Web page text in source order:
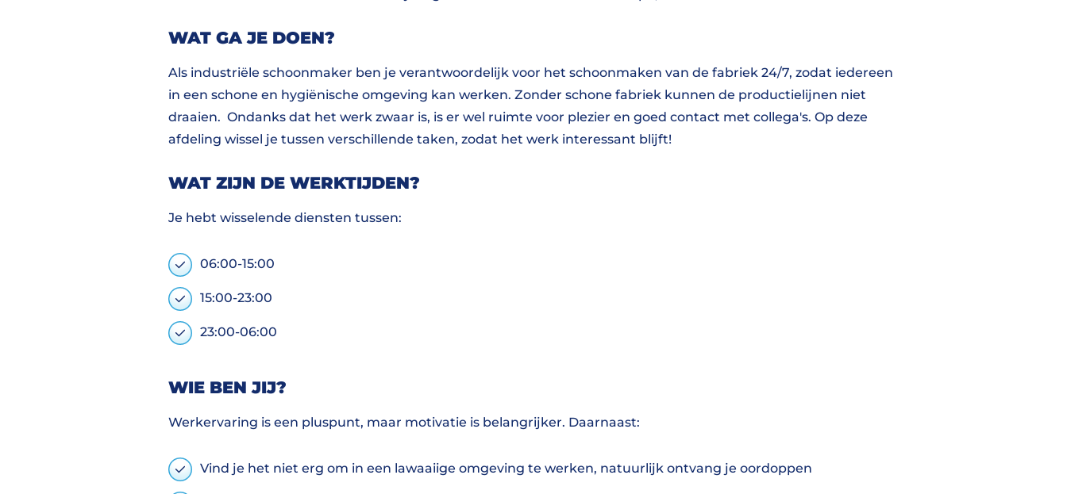
WAT GA JE DOEN?
Als industriële schoonmaker ben je verantwoordelijk voor het schoonmaken van de fabriek 24/7, zodat iedereen
in een schone en hygiënische omgeving kan werken. Zonder schone fabriek kunnen de productielijnen niet
draaien. Ondanks dat het werk zwaar is, is er wel ruimte voor plezier en goed contact met collega's. Op deze
afdeling wissel je tussen verschillende taken, zodat het werk interessant blijft!
WAT ZIJN DE WERKTIJDEN?
Je hebt wisselende diensten tussen:
06:00-15:00
15:00-23:00
23:00-06:00
WIE BEN JIJ?
Werkervaring is een pluspunt, maar motivatie is belangrijker. Daarnaast:
Vind je het niet erg om in een lawaaiige omgeving te werken, natuurlijk ontvang je oordoppen